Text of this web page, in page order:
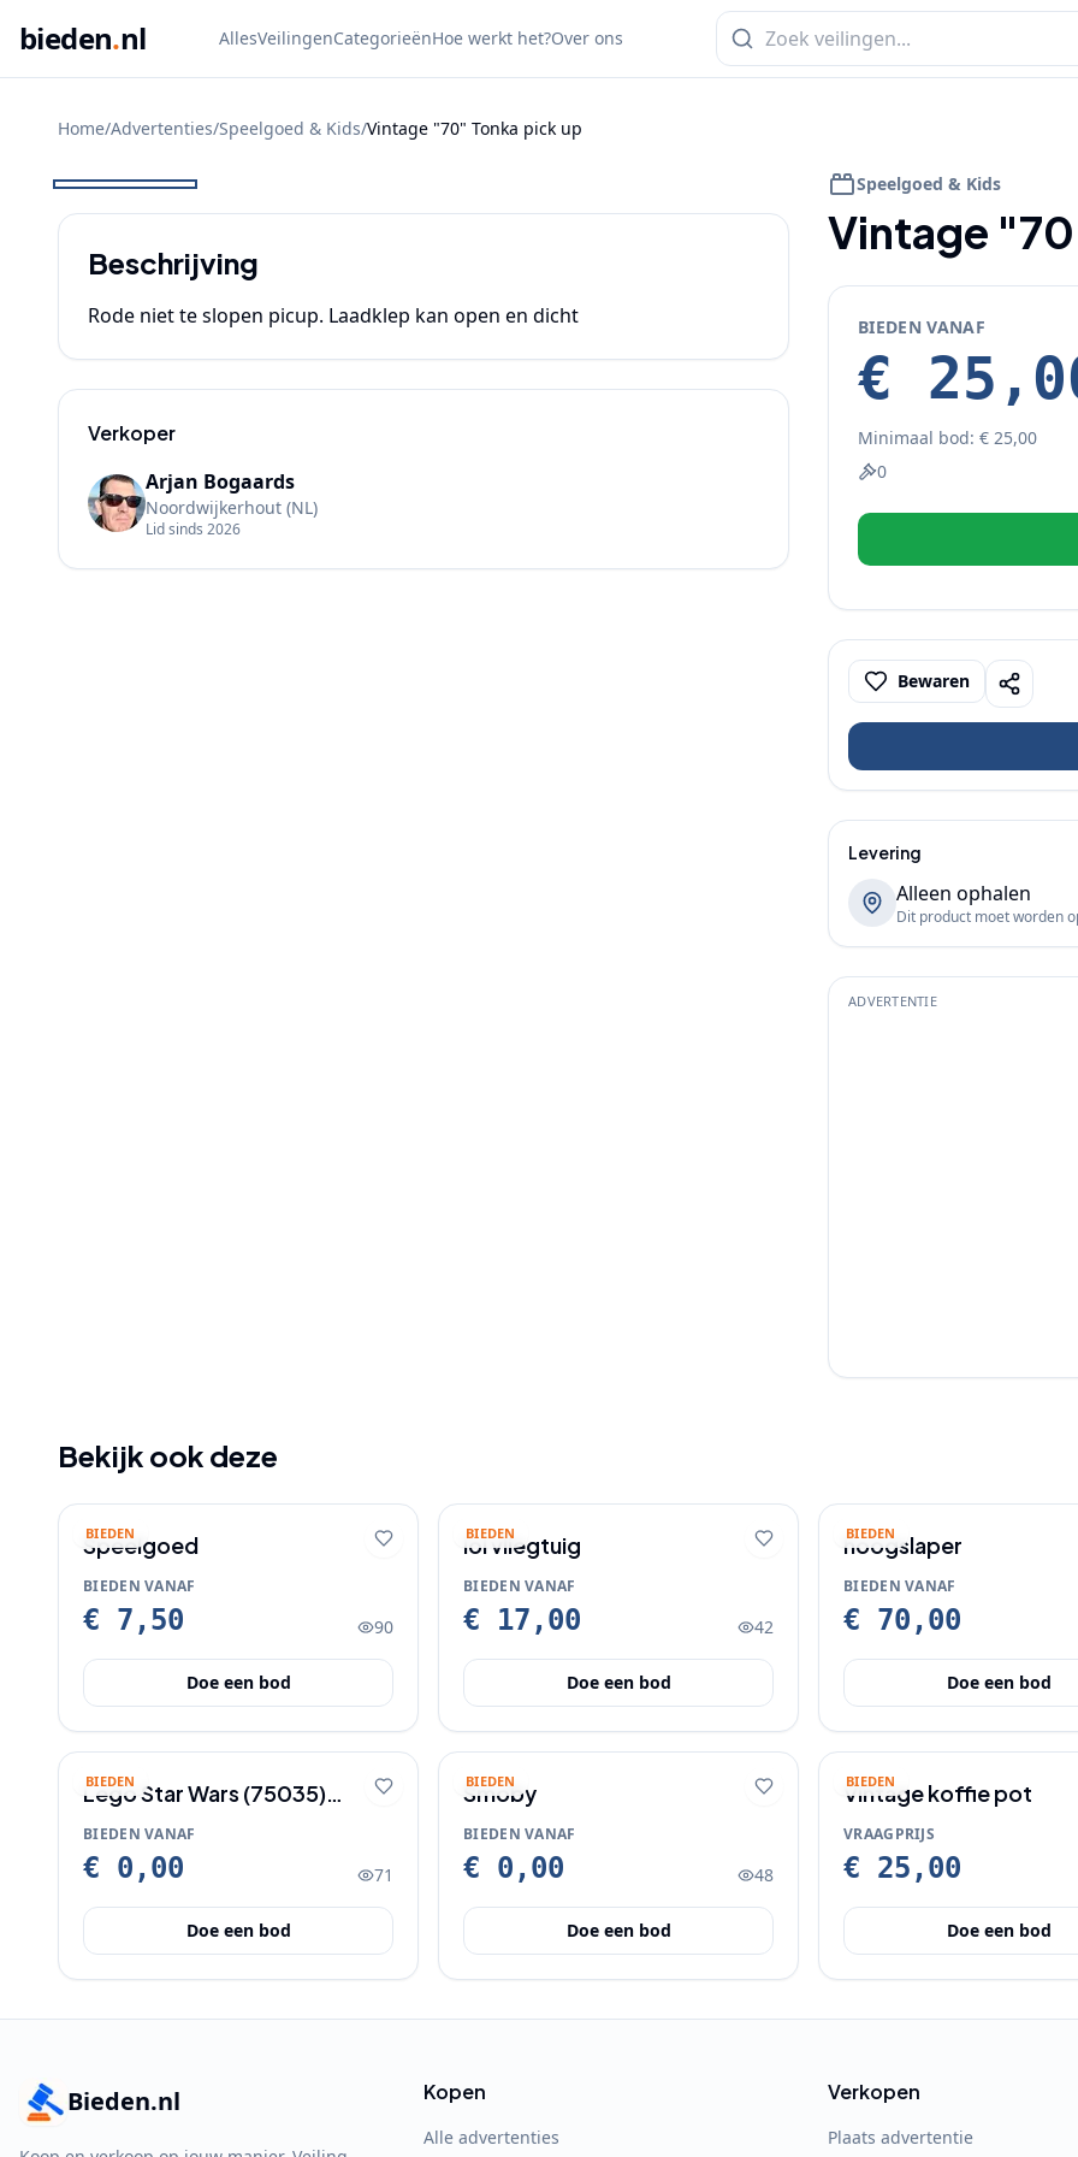
bieden.nl AllesVeilingenCategorieënHoe werkt het?Over ons
Home/Advertenties/Speelgoed & Kids/Vintage "70" Tonka pick up
Beschrijving
Rode niet te slopen picup. Laadklep kan open en dicht
Verkoper
Arjan Bogaards
Noordwijkerhout (NL)
Lid sinds 2026
Speelgoed & Kids
Vintage
BIEDEN VANAF
€
Minimaal bod: € 25,00
0
Bewaren
Levering
Alleen ophalen
Dit product moet worden
ADVERTENTIE
Bekijk ook deze
BIEDEN
Speelgoed
BIEDEN VANAF
€ 7,50 90
Doe een bod
BIEDEN
lol vliegtuig
BIEDEN VANAF
€ 17,00 42
Doe een bod
BIEDEN
hoogslaper
BIEDEN VANAF
€ 70,00
Doe een bod
BIEDEN
Lego Star Wars (75035)
Kashyyyk Troopers
BIEDEN VANAF
€ 0,00 71
Doe een bod
BIEDEN
Smoby
BIEDEN VANAF
€ 0,00 48
Doe een bod
BIEDEN
Vintage koffie pot
VRAAGPRIJS
€ 25,00
Doe een bod
Bieden.nl Kopen
Alle advertenties
Verkopen
Plaats advertentie